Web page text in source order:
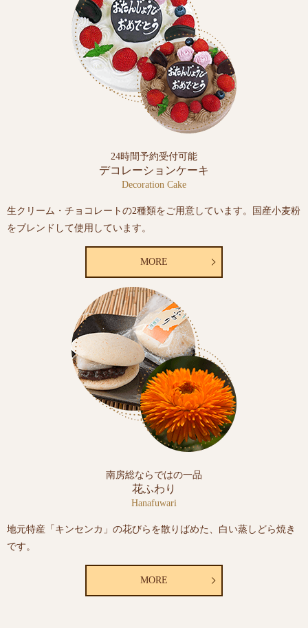
24時間予約受付可能
デコレーションケーキ
Decoration Cake
生クリーム・チョコレートの2種類をご用意しています。国産小麦粉
をブレンドして使用しています。
MORE
南房総ならではの一品
花ふわり
Hanafuwari
地元特産「キンセンカ」の花びらを散りばめた、白い蒸しどら焼き
です。
MORE